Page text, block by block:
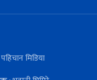
पहिचान मिडिया